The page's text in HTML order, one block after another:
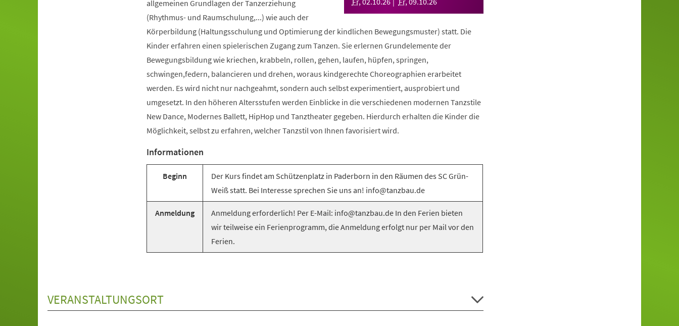
allgemeinen Grundlagen der Tanzerziehung
(Rhythmus- und Raumschulung,...) wie auch der
Körperbildung (Haltungsschulung und Optimierung der kindlichen Bewegungsmuster) statt. Die
Kinder erfahren einen spielerischen Zugang zum Tanzen. Sie erlernen Grundelemente der
Bewegungsbildung wie kriechen, krabbeln, rollen, gehen, laufen, hüpfen, springen,
schwingen,federn, balancieren und drehen, woraus kindgerechte Choreographien erarbeitet
werden. Es wird nicht nur nachgeahmt, sondern auch selbst experimentiert, ausprobiert und
umgesetzt. In den höheren Altersstufen werden Einblicke in die verschiedenen modernen Tanzstile
New Dance, Modernes Ballett, HipHop und Tanztheater gegeben. Hierdurch erhalten die Kinder die
Möglichkeit, selbst zu erfahren, welcher Tanzstil von Ihnen favorisiert wird.
Informationen
Beginn
Der Kurs findet am Schützenplatz in Paderborn in den Räumen des SC Grün-
Weiß statt. Bei Interesse sprechen Sie uns an! info@tanzbau.de
Anmeldung
Anmeldung erforderlich! Per E-Mail: info@tanzbau.de In den Ferien bieten
wir teilweise ein Ferienprogramm, die Anmeldung erfolgt nur per Mail vor den
Ferien.
VERANSTALTUNGSORT